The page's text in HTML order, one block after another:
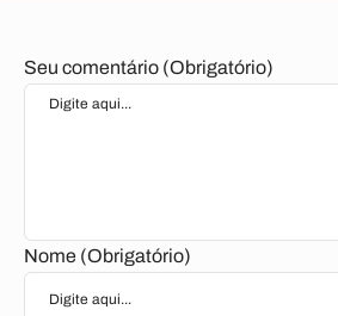
Seu comentário (Obrigatório)
Nome (Obrigatório)